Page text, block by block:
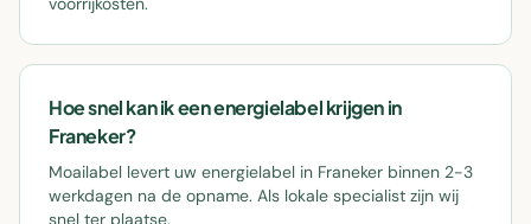
Hoe snel kan ik een energielabel krijgen in
Franeker?
Moailabel levert uw energielabel in Franeker binnen 2-3
werkdagen na de opname. Als lokale specialist zijn wij
snel ter plaatse.